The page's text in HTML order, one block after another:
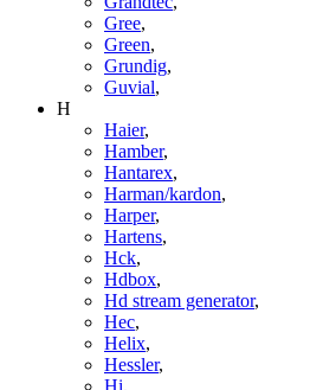
Gree,
Green,
Grundig,
Guvial,
H
Haier,
Hamber,
Hantarex,
Harman/kardon,
Harper,
Hartens,
Hck,
Hdbox,
Hd stream generator,
Hec,
Helix,
Hessler,
Hi,